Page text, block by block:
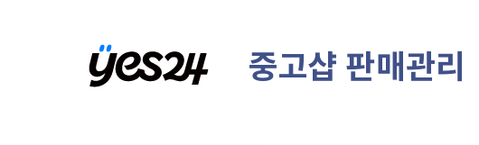
중고샵 판매관리